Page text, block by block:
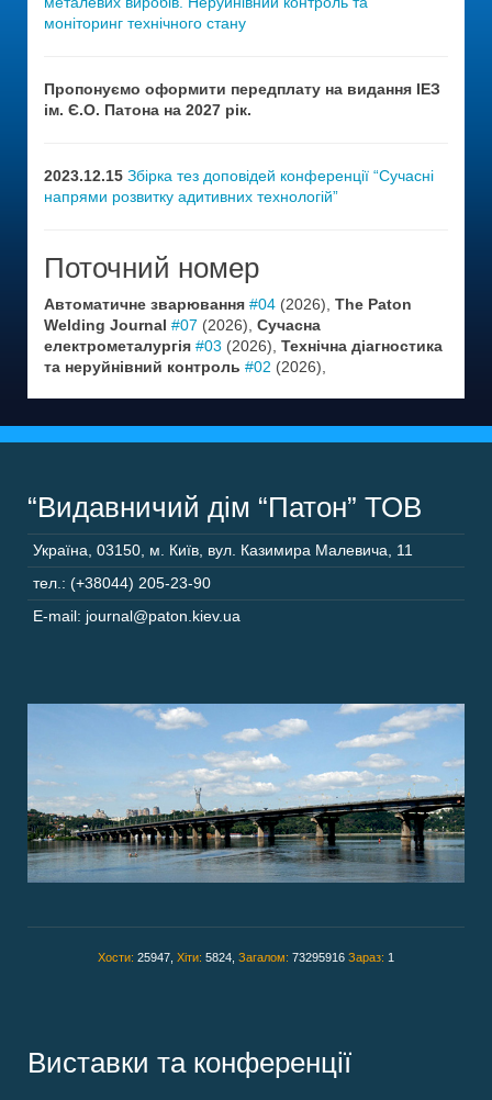
моніторинг технічного стану
Пропонуємо оформити передплату на видання ІЕЗ
ім. Є.О. Патона на 2027 рік.
2023.12.15 Збірка тез доповідей конференції “Сучасні
напрями розвитку адитивних технологій”
Поточний номер
Автоматичне зварювання #04 (2026), The Paton
Welding Journal #07 (2026), Сучасна
електрометалургія #03 (2026), Технічна діагностика
та неруйнівний контроль #02 (2026),
“Видавничий дім “Патон” ТОВ
Україна 03150 м. Київ, вул. Казимира Малевича, 11
тел.: (+38044) 205-23-90
E-mail: journal@paton.kiev.ua
Хости: 25947, Хіти: 5824, Загалом: 73295916 Зараз: 1
Виставки та конференції